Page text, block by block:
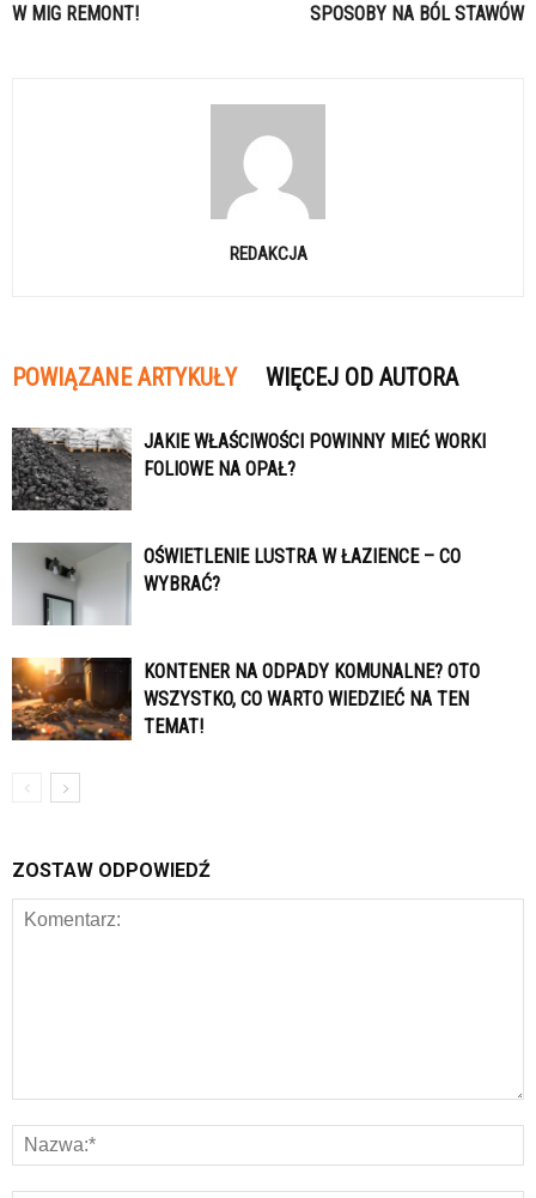
W MIG REMONT! SPOSOBY NA BÓL STAWÓW
REDAKCJA
POWIĄZANE ARTYKUŁY WIĘCEJ OD AUTORA
JAKIE WŁAŚCIWOŚCI POWINNY MIEĆ WORKI
FOLIOWE NA OPAŁ?
OŚWIETLENIE LUSTRA W ŁAZIENCE – CO
WYBRAĆ?
KONTENER NA ODPADY KOMUNALNE? OTO
WSZYSTKO, CO WARTO WIEDZIEĆ NA TEN
TEMAT!
ZOSTAW ODPOWIEDŹ